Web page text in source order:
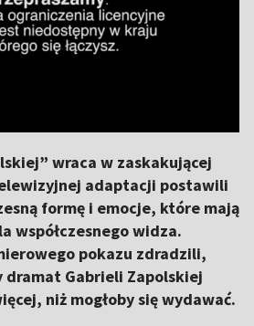
wraca w zaskakującej
adaptacji postawili
formę i emocje, które mają
współczesnego widza.
pokazu zdradzili,
dramat Gabrieli Zapolskiej
niż mogłoby się wydawać.